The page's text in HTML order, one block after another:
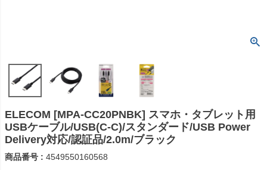
ELECOM [MPA-CC20PNBK] スマホ・タブレット用
USBケーブル/USB(C-C)/スタンダード/USB Power
Delivery対応/認証品/2.0m/ブラック
商品番号 4549550160568